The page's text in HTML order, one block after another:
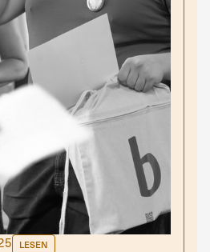
LESEN